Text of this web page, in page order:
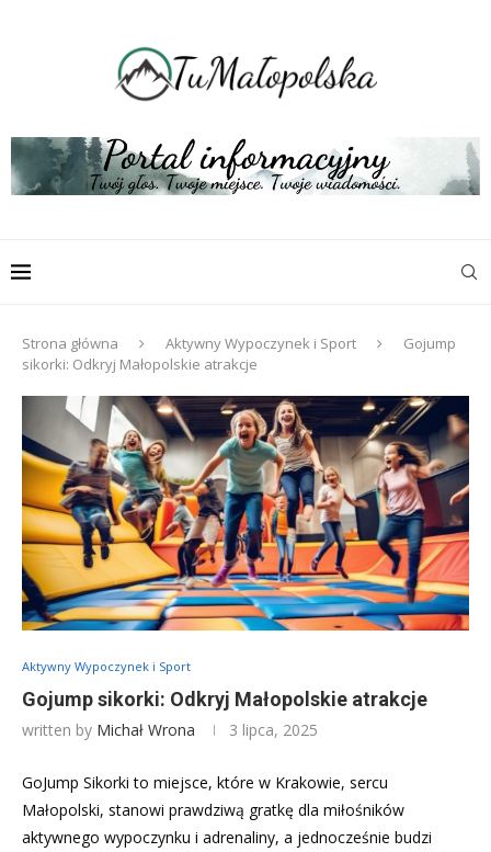
Strona główna Aktywny Wypoczynek i Sport
Gojump
sikorki: Odkryj Małopolskie atrakcje
Aktywny Wypoczynek i Sport
Gojump sikorki: Odkryj Małopolskie atrakcje
written by Michał Wrona 3 lipca, 2025
GoJump Sikorki to miejsce, które w Krakowie, sercu
Małopolski, stanowi prawdziwą gratkę dla miłośników
aktywnego wypoczynku i adrenaliny, a jednocześnie budzi